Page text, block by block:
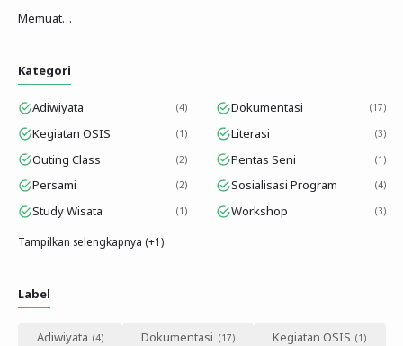
Memuat…
Kategori
Adiwiyata 4 Dokumentasi 17
Kegiatan OSIS 1 Literasi 3
Outing Class 2 Pentas Seni 1
Persami 2 Sosialisasi Program 4
Study Wisata 1 Workshop 3
Tampilkan selengkapnya (+1)
Label
Adiwiyata Dokumentasi
Kegiatan OSIS